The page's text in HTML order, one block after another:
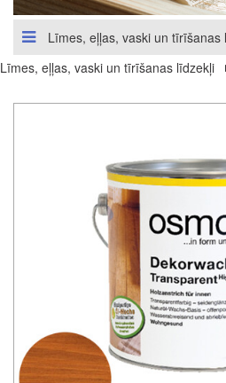
Līmes, eļļas, vaski un tīrīšanas
Līmes, eļļas, vaski un tīrīšanas līdzekļi